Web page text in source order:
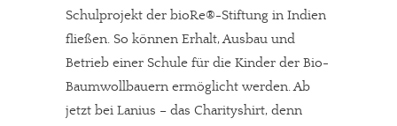
Schulprojekt der bioRe®-Stiftung in Indien
fließen. So können Erhalt, Ausbau und
Betrieb einer Schule für die Kinder der Bio-
Baumwollbauern ermöglicht werden. Ab
jetzt bei Lanius – das Charityshirt, denn